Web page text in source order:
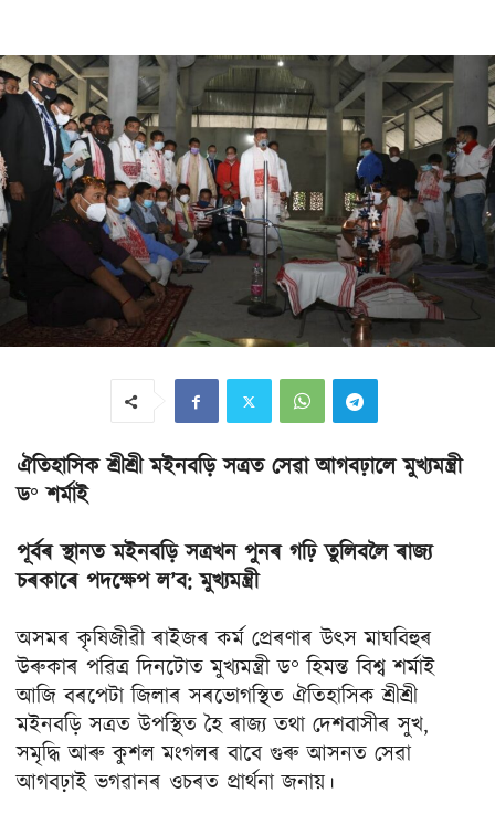
ঐতিহাসিক শ্রীশ্রী মইনবড়ি সত্ৰত সেৱা আগবঢ়ালে মুখ্যমন্ত্রী
ড° শৰ্মাই
পূৰ্বৰ স্থানত মইনবড়ি সত্ৰখন পুনৰ গঢ়ি তুলিবলৈ ৰাজ্য
চৰকাৰে পদক্ষেপ ল’ব: মুখ্যমন্ত্রী
অসমৰ কৃষিজীৱী ৰাইজৰ কৰ্ম প্ৰেৰণাৰ উৎস মাঘবিহুৰ
উৰুকাৰ পৱিত্ৰ দিনটোত মুখ্যমন্ত্রী ড° হিমন্ত বিশ্ব শৰ্মাই
আজি বৰপেটা জিলাৰ সৰভোগস্থিত ঐতিহাসিক শ্রীশ্রী
মইনবড়ি সত্ৰত উপস্থিত হৈ ৰাজ্য তথা দেশবাসীৰ সুখ,
সমৃদ্ধি আৰু কুশল মংগলৰ বাবে গুৰু আসনত সেৱা
আগবঢ়াই ভগৱানৰ ওচৰত প্ৰাৰ্থনা জনায়।